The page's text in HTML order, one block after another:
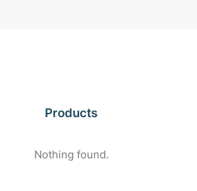
Products
Nothing found.